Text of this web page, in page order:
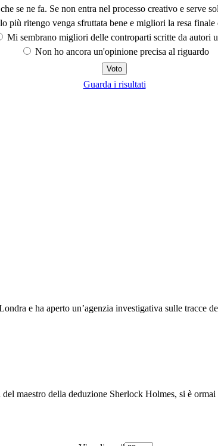
se ne fa. Se non entra nel processo creativo e serve
più ritengo venga sfruttata bene e migliori la resa finale
Mi sembrano migliori delle controparti scritte da autori
Non ho ancora un'opinione precisa al riguardo
Guarda i risultati
e ha aperto un’agenzia investigativa sulle tracce
maestro della deduzione Sherlock Holmes, si è